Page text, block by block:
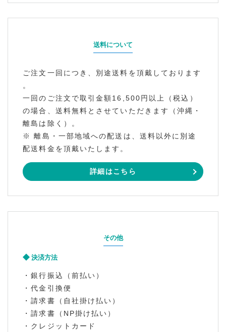
送料について
ご注文一回につき、別途送料を頂戴しております
。
一回のご注文で取引金額16,500円以上（税込）
の場合、送料無料とさせていただきます（沖縄・
離島は除く）。
※ 離島・一部地域への配送は、送料以外に別途
配送料金を頂戴いたします。
詳細はこちら
その他
決済方法
・銀行振込（前払い）
・代金引換便
・請求書（自社掛け払い）
・請求書（NP掛け払い）
・クレジットカード